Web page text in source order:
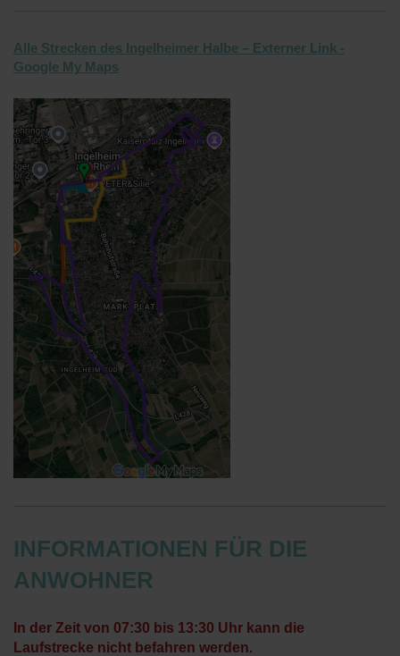
Alle Strecken des Ingelheimer Halbe – Externer Link -
Google My Maps
INFORMATIONEN FÜR DIE
ANWOHNER
In der Zeit von 07:30 bis 13:30 Uhr kann die
Laufstrecke nicht befahren werden.